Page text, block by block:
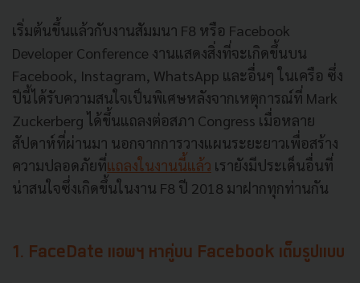
เริ่มต้นขึ้นแล้วกับงานสัมมนา F8 หรือ Facebook
Developer Conference งานแสดงสิ่งที่จะเกิดขึ้นบน
Facebook, Instagram, WhatsApp และอื่นๆ ในเครือ ซึ่ง
ปีนี้ได้รับความสนใจเป็นพิเศษหลังจากเหตุการณ์ที่ Mark
Zuckerberg ได้ขึ้นแถลงต่อสภา Congress เมื่อหลาย
สัปดาห์ที่ผ่านมา นอกจากการวางแผนระยะยาวเพื่อสร้าง
ความปลอดภัยที่แถลงในงานนี้แล้ว เรายังมีประเด็นอื่นที่
น่าสนใจซึ่งเกิดขึ้นในงาน F8 ปี 2018 มาฝากทุกท่านกัน
1. FaceDate แอพฯ หาคู่บน Facebook เต็มรูปแบบ